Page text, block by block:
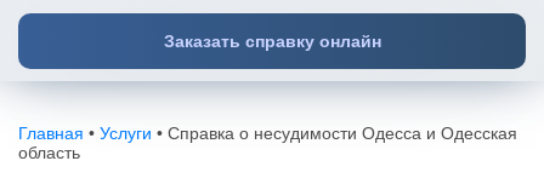
Заказать справку онлайн
Главная • Услуги • Справка о несудимости Одесса и Одесская
область